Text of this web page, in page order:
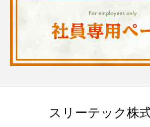
スリーテック株